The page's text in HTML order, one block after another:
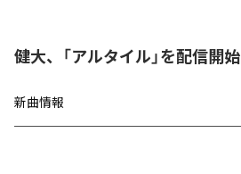
健大、「アルタイル」を配信開始
新曲情報